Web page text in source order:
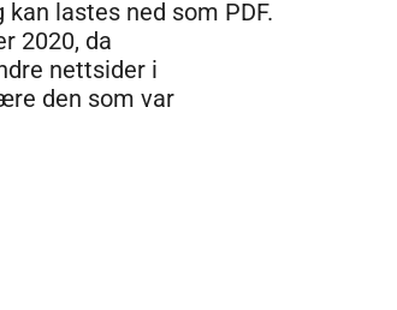
lastes ned som PDF.
2020, da
nettsider i
den som var